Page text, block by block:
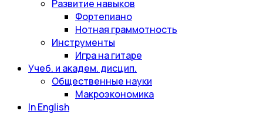
Развитие навыков
Фортепиано
Нотная граммотность
Инструменты
Игра на гитаре
Учеб. и академ. дисцип.
Общественные науки
Макроэкономика
In English